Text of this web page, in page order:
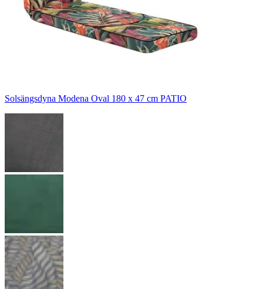
Solsängsdyna Modena Oval 180 x 47 cm PATIO